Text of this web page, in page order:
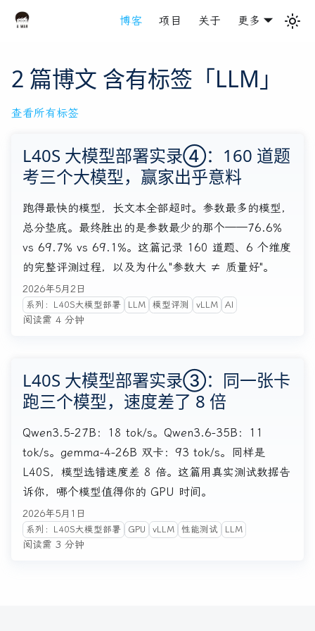
博客 项目 关于 更多
2 篇博文 含有标签「LLM」
查看所有标签
L40S 大模型部署实录④：160 道题
考三个大模型，赢家出乎意料
跑得最快的模型，长文本全部超时。参数最多的模型，
总分垫底。最终胜出的是参数最少的那个——76.6%
vs 69.7% vs 69.1%。这篇记录 160 道题、6 个维度
的完整评测过程，以及为什么"参数大 ≠ 质量好"。
2026年5月2日
系列：L40S大模型部署 LLM 模型评测 vLLM AI
阅读需 4 分钟
L40S 大模型部署实录③：同一张卡
跑三个模型，速度差了 8 倍
Qwen3.5-27B：18 tok/s。Qwen3.6-35B：11
tok/s。gemma-4-26B 双卡：93 tok/s。同样是
L40S，模型选错速度差 8 倍。这篇用真实测试数据告
诉你，哪个模型值得你的 GPU 时间。
2026年5月1日
系列：L40S大模型部署 GPU vLLM 性能测试 LLM
阅读需 3 分钟